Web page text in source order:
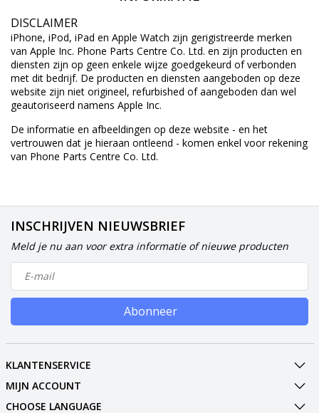
DISCLAIMER
iPhone, iPod, iPad en Apple Watch zijn gerigistreerde merken
van Apple Inc. Phone Parts Centre Co. Ltd. en zijn producten en
diensten zijn op geen enkele wijze goedgekeurd of verbonden
met dit bedrijf. De producten en diensten aangeboden op deze
website zijn niet origineel, refurbished of aangeboden dan wel
geautoriseerd namens Apple Inc.
De informatie en afbeeldingen op deze website - en het
vertrouwen dat je hieraan ontleend - komen enkel voor rekening
van Phone Parts Centre Co. Ltd.
INSCHRIJVEN NIEUWSBRIEF
Meld je nu aan voor extra informatie of nieuwe producten
Abonneer
KLANTENSERVICE
MIJN ACCOUNT
CHOOSE LANGUAGE